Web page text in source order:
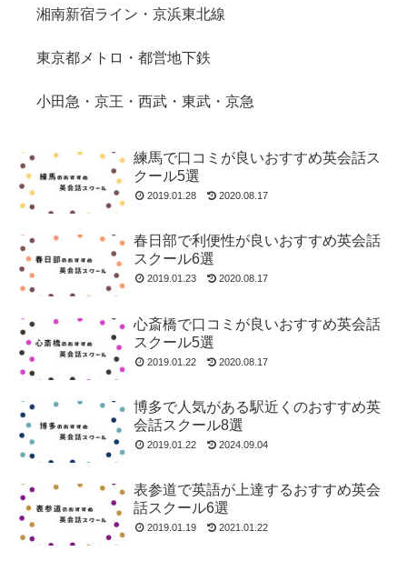
湘南新宿ライン・京浜東北線
東京都メトロ・都営地下鉄
小田急・京王・西武・東武・京急
練馬で口コミが良いおすすめ英会話ス
クール5選
2019.01.28 2020.08.17
春日部で利便性が良いおすすめ英会話
スクール6選
2019.01.23 2020.08.17
心斎橋で口コミが良いおすすめ英会話
スクール5選
2019.01.22 2020.08.17
博多で人気がある駅近くのおすすめ英
会話スクール8選
2019.01.22 2024.09.04
表参道で英語が上達するおすすめ英会
話スクール6選
2019.01.19 2021.01.22